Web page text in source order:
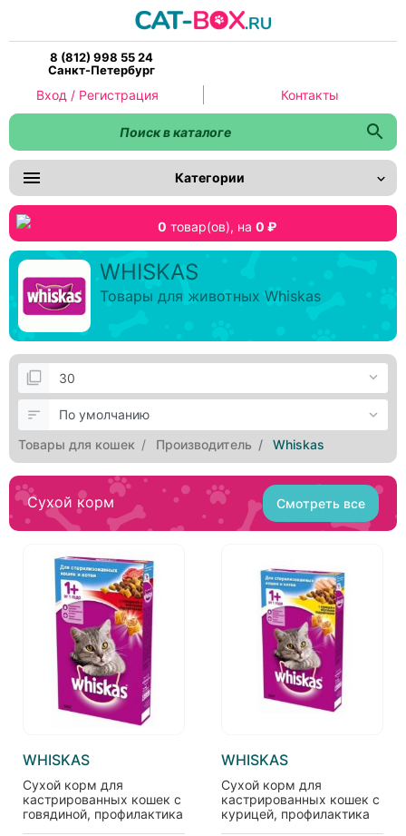
8 (812) 998 55 24
Санкт-Петербург
0 товар(ов), на 0 ₽
Категории
Вход / Регистрация Контакты
WHISKAS
Товары для животных Whiskas
Товары для кошек Производитель Whiskas
Сухой корм Смотреть все
WHISKAS
Сухой корм для
кастрированных кошек с
говядиной, профилактика
WHISKAS
Сухой корм для
кастрированных кошек с
курицей, профилактика